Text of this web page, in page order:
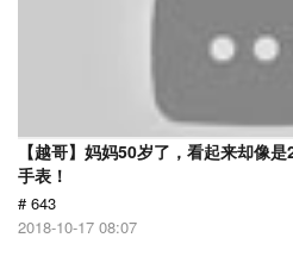
【越哥】妈妈50岁了，看起来却像
手表！
# 643
2018-10-17 08:07